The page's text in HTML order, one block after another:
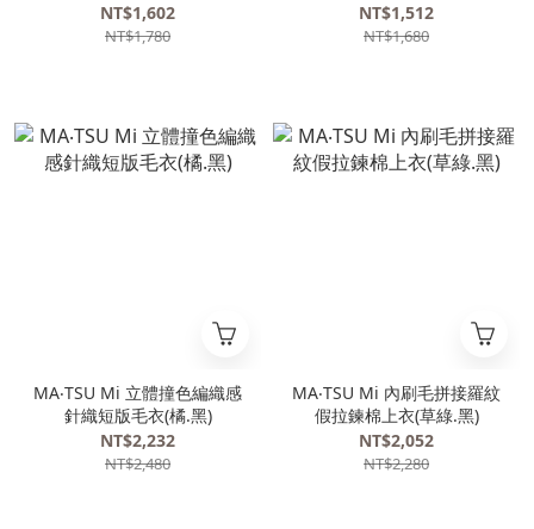
NT$1,602
NT$1,780
NT$1,512
NT$1,680
MA‧TSU Mi 立體撞色編織感
針織短版毛衣(橘.黑)
NT$2,232
NT$2,480
MA‧TSU Mi 內刷毛拼接羅紋
假拉鍊棉上衣(草綠.黑)
NT$2,052
NT$2,280